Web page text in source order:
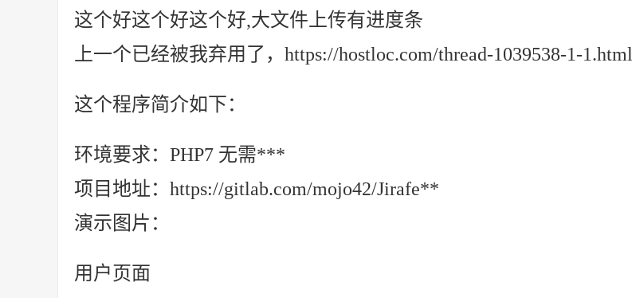
这个好这个好这个好,大文件上传有进度条
上一个已经被我弃用了，https://hostloc.com/thread-1039538-1-1.html
这个程序简介如下：
环境要求：PHP7 无需***
项目地址：https://gitlab.com/mojo42/Jirafe**
演示图片：
用户页面